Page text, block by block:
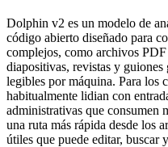
Dolphin v2 es un modelo de
código abierto diseñado para
complejos, como archivos
diapositivas, revistas y guiones
legibles por máquina. Para los
habitualmente lidian con
administrativas que consumen
una ruta más rápida desde los
útiles que puede editar, buscar